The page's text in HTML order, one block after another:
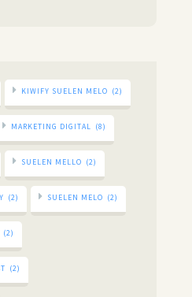
KIWIFY SUELEN MELO (2)
MARKETING DIGITAL (8)
SUELEN MELLO (2)
(2) SUELEN MELO (2)
(2)
(2)